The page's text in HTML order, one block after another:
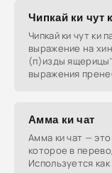
Чипкай ки чут
Чипкай ки чут ки
выражение на
(п)изды
выражения
Амма ки чат
Амма ки чат —
которое в
Используется